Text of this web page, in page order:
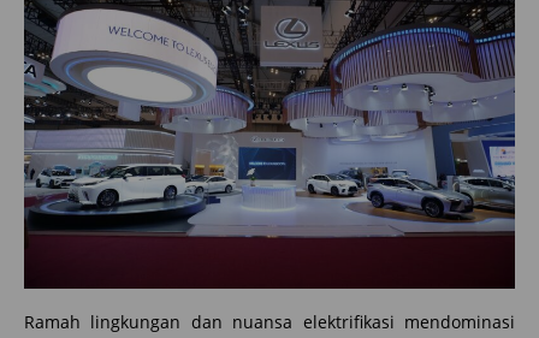
Ramah lingkungan dan nuansa elektrifikasi mendominasi